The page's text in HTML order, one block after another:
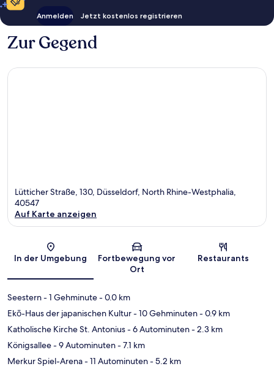
Anmelden Jetzt kostenlos registrieren
Zur Gegend
Lütticher Straße, 130, Düsseldorf, North Rhine-Westphalia,
40547
Auf Karte anzeigen
In der Umgebung
Fortbewegung vor
Ort
Restaurants
Seestern- 1 Gehminute- 0.0 km
Ekō-Haus der japanischen Kultur- 10 Gehminuten- 0.9 km
Katholische Kirche St. Antonius- 6 Autominuten- 2.3 km
Königsallee- 9 Autominuten- 7.1 km
Merkur Spiel-Arena- 11 Autominuten- 5.2 km